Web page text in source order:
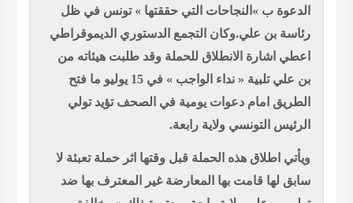
ب »النجاحات التي حققتها » تونس في ظل
علي.وكان التجمع الدستوري الديموقراطي
الانطلاق للحملة وقد طلبت هيئاته من
بن علي تلبية « نداء الواجب » في 15 يوليو ما فتح
امام دعوات يومية في الصحف تؤيد تولي
ولاية رابعة.
هذه الحملة قبل وقتها اثر حملة تعبئة لا
قامت بها المعارضة غير المعترف بها ضد